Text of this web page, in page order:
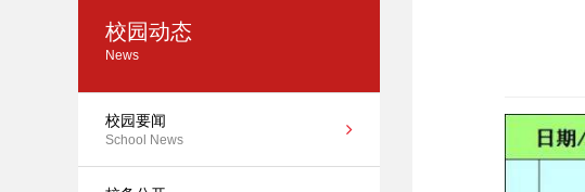
校园动态
News
校园要闻
School News